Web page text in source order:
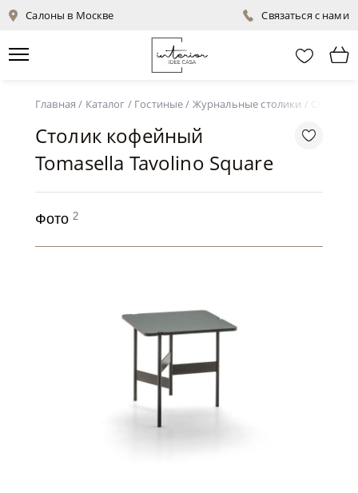
Салоны в Москве Связаться с нами
Главная / Каталог / Гостиные/ Журнальные столики /
Столик кофейный
Tomasella Tavolino Square
Фото 2